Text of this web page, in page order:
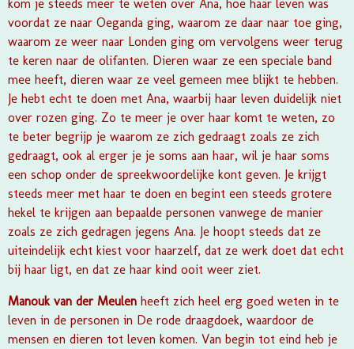
kom je steeds meer te weten over Ana, hoe haar leven was
voordat ze naar Oeganda ging, waarom ze daar naar toe ging,
waarom ze weer naar Londen ging om vervolgens weer terug
te keren naar de olifanten. Dieren waar ze een speciale band
mee heeft, dieren waar ze veel gemeen mee blijkt te hebben.
Je hebt echt te doen met Ana, waarbij haar leven duidelijk niet
over rozen ging. Zo te meer je over haar komt te weten, zo
te beter begrijp je waarom ze zich gedraagt zoals ze zich
gedraagt, ook al erger je je soms aan haar, wil je haar soms
een schop onder de spreekwoordelijke kont geven. Je krijgt
steeds meer met haar te doen en begint een steeds grotere
hekel te krijgen aan bepaalde personen vanwege de manier
zoals ze zich gedragen jegens Ana. Je hoopt steeds dat ze
uiteindelijk echt kiest voor haarzelf, dat ze werk doet dat echt
bij haar ligt, en dat ze haar kind ooit weer ziet.
Manouk van der Meulen heeft zich heel erg goed weten in te
leven in de personen in De rode draagdoek, waardoor de
mensen en dieren tot leven komen. Van begin tot eind heb je